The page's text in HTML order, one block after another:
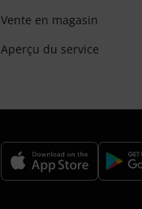
Vente en magasin
Aperçu du service